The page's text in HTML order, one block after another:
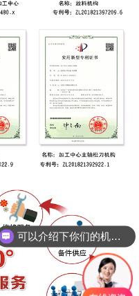
机床多少钱一台？